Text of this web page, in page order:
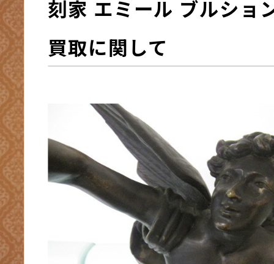
刻家 エミール ブルショ
買取に関して